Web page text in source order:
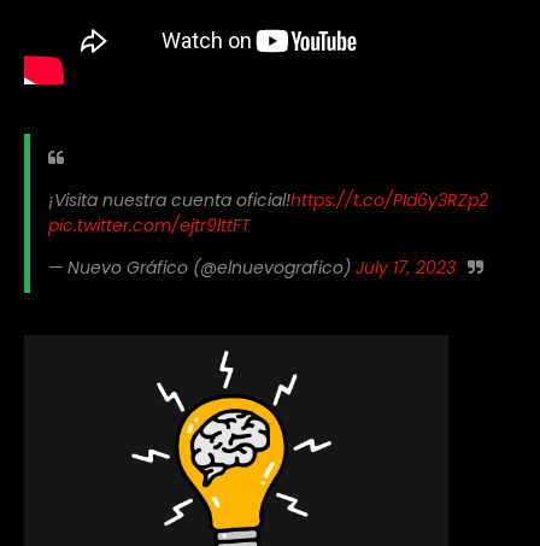
¡Visita nuestra cuenta oficial!https://t.co/PId6y3RZp2
pic.twitter.com/ejtr9lttFT
— Nuevo Gráfico (@elnuevografico) July 17, 2023